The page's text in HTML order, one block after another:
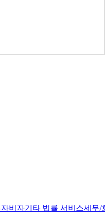
비자기타 법률 서비스세무/